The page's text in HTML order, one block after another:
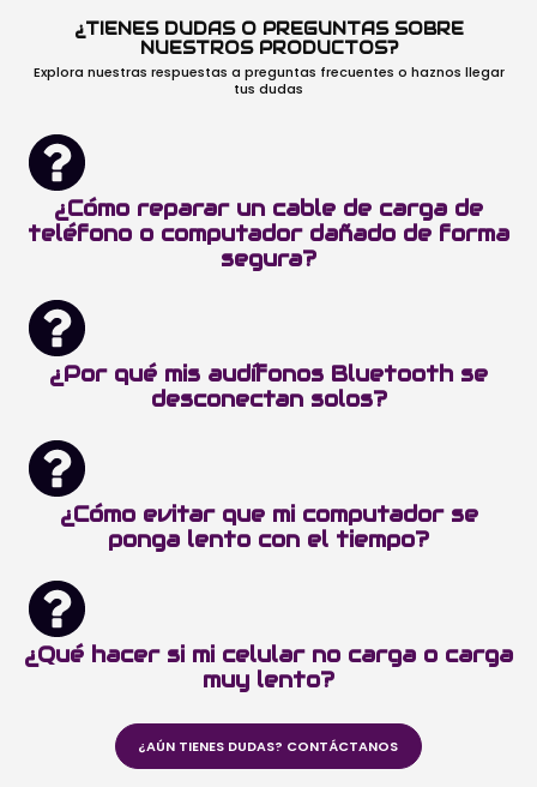
¿TIENES DUDAS O PREGUNTAS SOBRE
NUESTROS PRODUCTOS?
Explora nuestras respuestas a preguntas frecuentes o haznos llegar
tus dudas
¿Cómo reparar un cable de carga de
teléfono o computador dañado de forma
segura?
¿Por qué mis audífonos Bluetooth se
desconectan solos?
¿Cómo evitar que mi computador se
ponga lento con el tiempo?
¿Qué hacer si mi celular no carga o carga
muy lento?
¿AÚN TIENES DUDAS? CONTÁCTANOS